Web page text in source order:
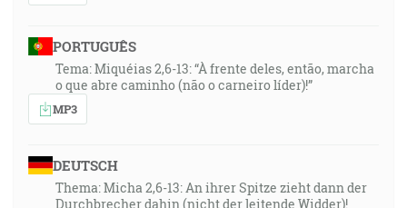
PORTUGUÊS
Tema: Miquéias 2,6-13: “À frente deles, então, marcha
o que abre caminho (não o carneiro líder)!”
MP3
DEUTSCH
Thema: Micha 2,6-13: An ihrer Spitze zieht dann der
Durchbrecher dahin (nicht der leitende Widder)!